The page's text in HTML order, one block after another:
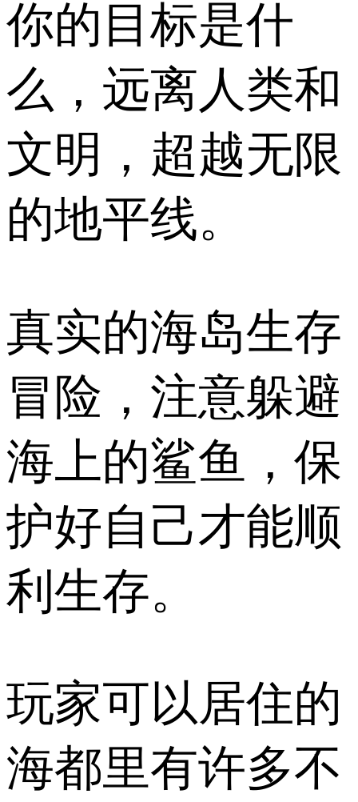
你的目标是什
么，远离人类和
文明，超越无限
的地平线。
真实的海岛生存
冒险，注意躲避
海上的鲨鱼，保
护好自己才能顺
利生存。
玩家可以居住的
海都里有许多不